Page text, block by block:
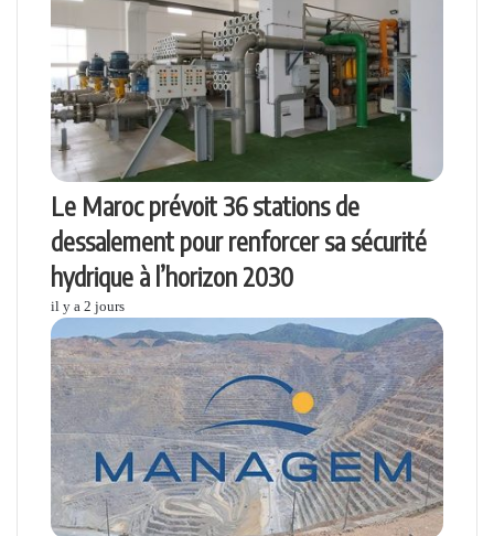
Le Maroc prévoit 36 stations de
dessalement pour renforcer sa sécurité
hydrique à l’horizon 2030
il y a 2 jours